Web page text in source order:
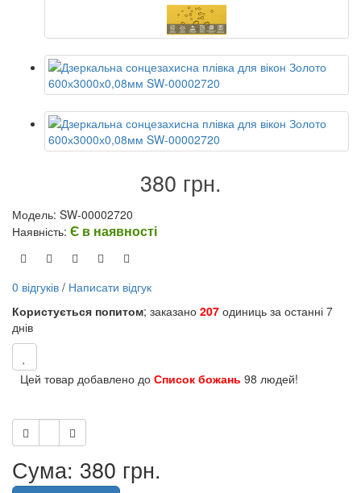
380 грн.
Модель: SW-00002720
Наявність: Є в наявності
0 відгуків / Написати відгук
Користується попитом; заказано 207 одиниць за останні 7
днів
Цей товар добавлено до Список божань 98 людей!
Сума: 380 грн.